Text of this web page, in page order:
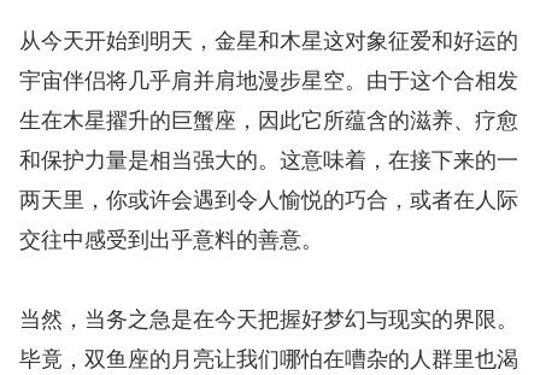
从今天开始到明天，金星和木星这对象征爱和好运的
宇宙伴侣将几乎肩并肩地漫步星空。由于这个合相发
生在木星擢升的巨蟹座，因此它所蕴含的滋养、疗愈
和保护力量是相当强大的。这意味着，在接下来的一
两天里，你或许会遇到令人愉悦的巧合，或者在人际
交往中感受到出乎意料的善意。
当然，当务之急是在今天把握好梦幻与现实的界限。
毕竟，双鱼座的月亮让我们哪怕在嘈杂的人群里也渴